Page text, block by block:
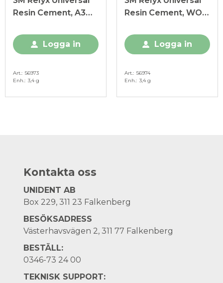
Resin Cement, A3O,
Logga in
Art.
56973
Enh.
3,4 g
Resin Cement, WO,
Logga in
Art.
56974
Enh.
3,4 g
Kontakta oss
UNIDENT AB
Box 229, 311 23 Falkenberg
BESÖKSADRESS
Västerhavsvägen 2, 311 77 Falkenberg
BESTÄLL:
0346-73 24 00
TEKNISK SUPPORT: